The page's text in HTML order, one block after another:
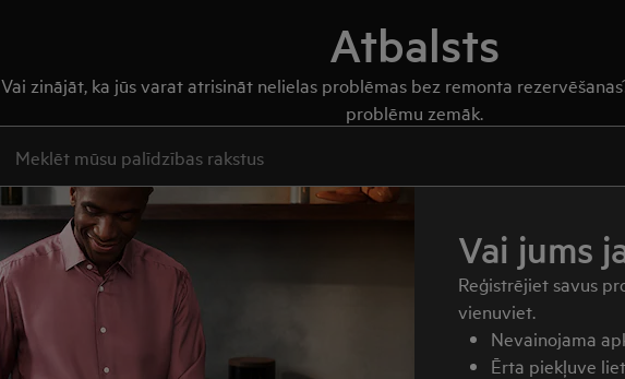
Atbalsts
Vai zinājāt, ka jūs varat atrisināt nelielas problēmas bez remonta
problēmu zemāk.
Vai jums
Reģistrējiet savus
vienuviet.
Nevainojama
Ērta piekļuve